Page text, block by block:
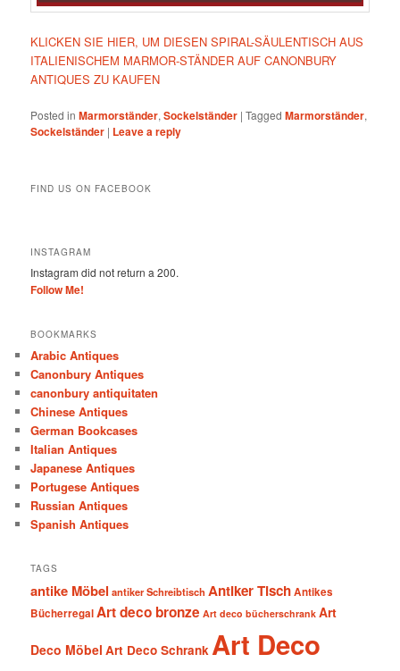
KLICKEN SIE HIER, UM DIESEN SPIRAL-SÄULENTISCH AUS
ITALIENISCHEM MARMOR-STÄNDER AUF CANONBURY
ANTIQUES ZU KAUFEN
Posted in Marmorständer,Sockelständer |Tagged Marmorständer,
Sockelständer | Leave a reply
FIND US ON FACEBOOK
INSTAGRAM
Instagram did not return a 200.
Follow Me!
BOOKMARKS
Arabic Antiques
Canonbury Antiques
canonbury antiquitaten
Chinese Antiques
German Bookcases
Italian Antiques
Japanese Antiques
Portugese Antiques
Russian Antiques
Spanish Antiques
TAGS
antike Möbel antiker Schreibtisch Antiker TischAntikes
BücherregalArt deco bronze Art deco bücherschrank Art
Deco Möbel Art Deco Schrank Art Deco